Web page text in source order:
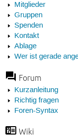
Mitglieder
Gruppen
Spenden
Kontakt
Ablage
Wer ist gerade
Forum
Kurzanleitung
Richtig fragen
Foren-Syntax
Wiki